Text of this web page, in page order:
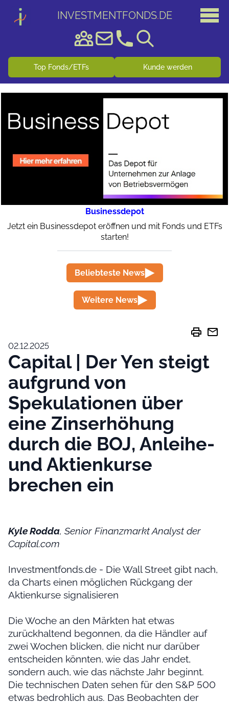
INVESTMENTFONDS.DE
Top Fonds/ETFs Kunde werden
Businessdepot
Jetzt ein Businessdepot eröffnen und mit Fonds und ETFs
starten!
Beliebteste News
Weitere News
print mail
02.12.2025
Capital | Der Yen steigt
aufgrund von
Spekulationen über
eine Zinserhöhung
durch die BOJ, Anleihe-
und Aktienkurse
brechen ein
Kyle Rodda, Senior Finanzmarkt Analyst der
Capital.com
Investmentfonds.de - Die Wall Street gibt nach,
da Charts einen möglichen Rückgang der
Aktienkurse signalisieren
Die Woche an den Märkten hat etwas
zurückhaltend begonnen, da die Händler auf
zwei Wochen blicken, die nicht nur darüber
entscheiden könnten, wie das Jahr endet,
sondern auch, wie das nächste Jahr beginnt.
Die technischen Daten sehen für den S&P 500
etwas bedrohlich aus. Das Beobachten der